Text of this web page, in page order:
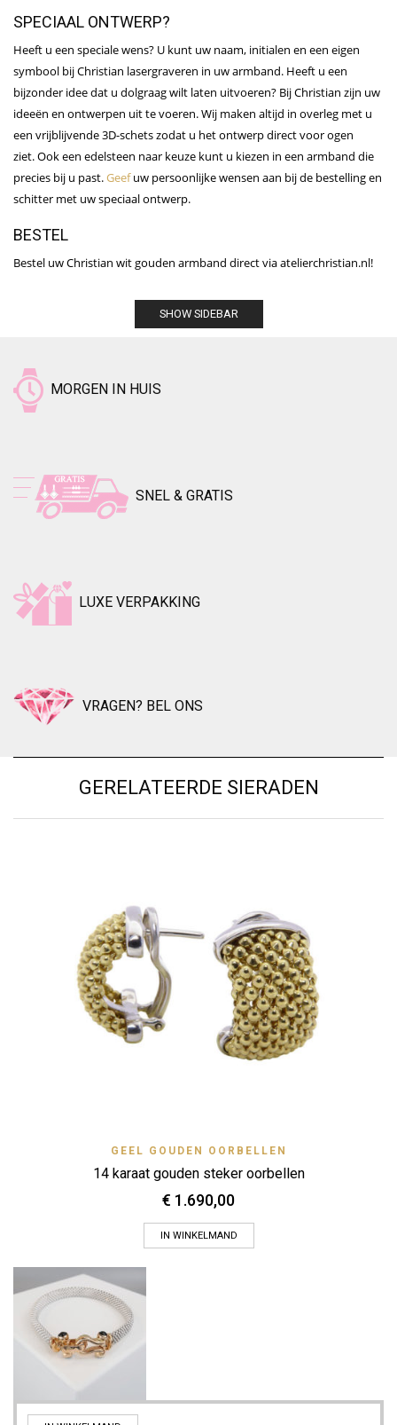
SPECIAAL ONTWERP?
Heeft u een speciale wens? U kunt uw naam, initialen en een eigen
symbool bij Christian lasergraveren in uw armband. Heeft u een
bijzonder idee dat u dolgraag wilt laten uitvoeren? Bij Christian zijn uw
ideeën en ontwerpen uit te voeren. Wij maken altijd in overleg met u
een vrijblijvende 3D-schets zodat u het ontwerp direct voor ogen
ziet. Ook een edelsteen naar keuze kunt u kiezen in een armband die
precies bij u past.Geefuw persoonlijke wensen aan bij de bestelling en
schitter met uw speciaal ontwerp.
BESTEL
Bestel uw Christian wit gouden armband direct via atelierchristian.nl!
SHOW SIDEBAR
MORGEN IN HUIS
SNEL & GRATIS
LUXE VERPAKKING
VRAGEN? BEL ONS
GERELATEERDE SIERADEN
GEEL GOUDEN OORBELLEN
14 karaat gouden steker oorbellen
€ 1.690,00
IN WINKELMAND